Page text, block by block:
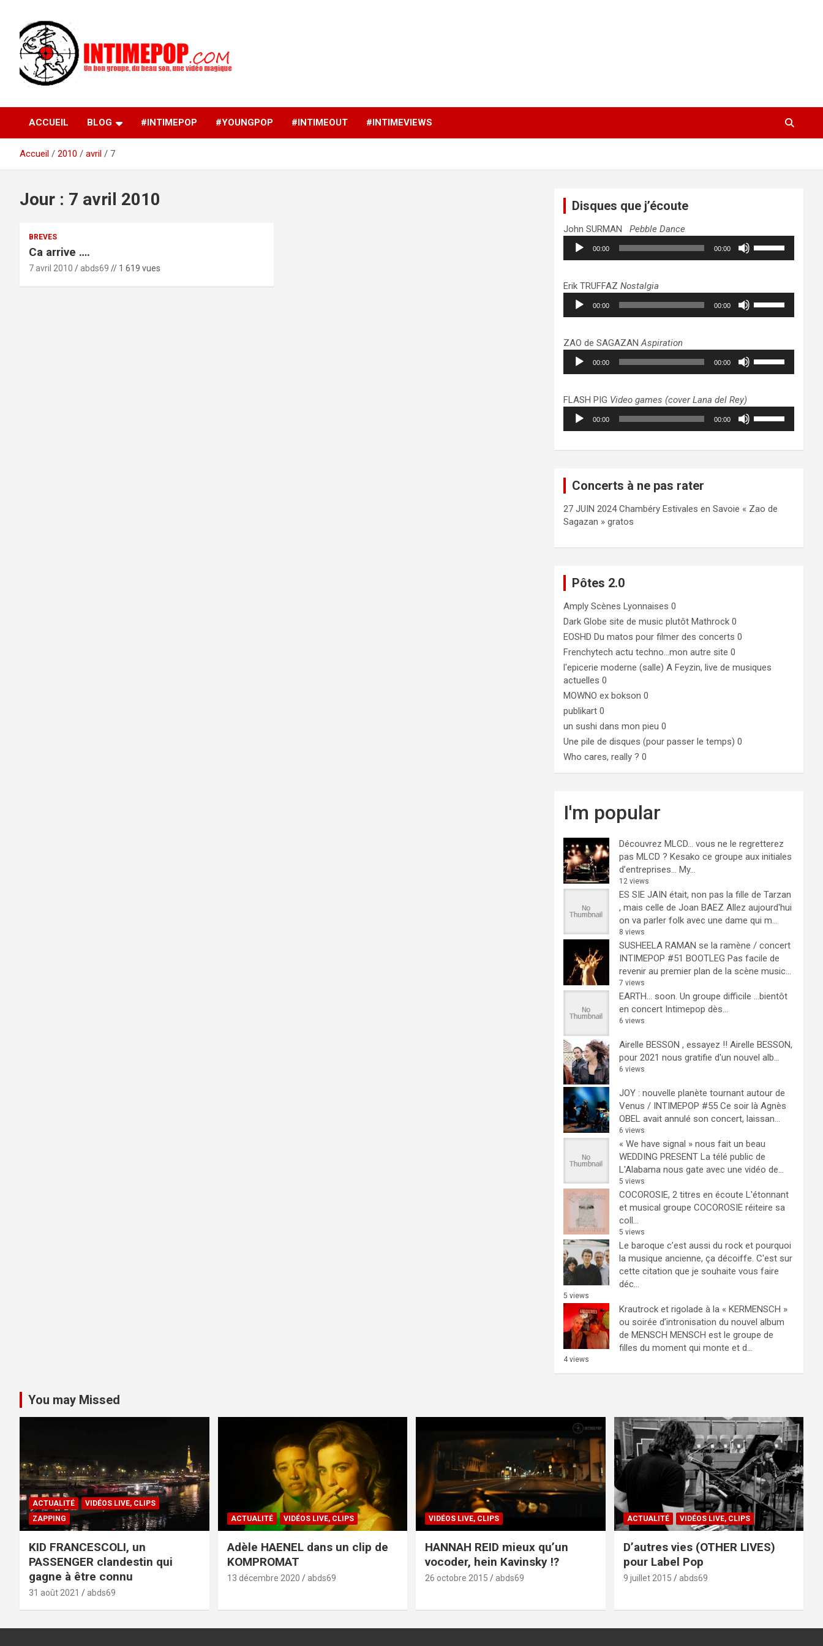
contenu
intimepop.com
musiques actuelles pop rock, post-rock, indé sur Lyon. rock pop
concert lyon
ACCUEIL BLOG #INTIMEPOP #YOUNGPOP #INTIMEOUT #INTIMEVIEWS
Accueil 2010 avril 7
Jour : 7 avril 2010
BREVES
Ca arrive ….
7 avril 2010 abds69 // 1 619 vues
Disques que j’écoute
John SURMANPebble Dance
Lecteur
audio
00:00 00:00
pour
augmenter
ou
volume.
Erik TRUFFAZNostalgia
Lecteur
audio
00:00 00:00
pour
augmenter
ou
volume.
ZAO de SAGAZANAspiration
Lecteur
audio
00:00 00:00
pour
augmenter
ou
FLASH PIG Video games (cover Lana del Rey)
Lecteur
audio
00:00 00:00
haut/bas
le
Concerts à ne pas rater
27 JUIN 2024 Chambéry Estivales en Savoie « Zao de
Sagazan » gratos
Pôtes 2.0
Amply Scènes Lyonnaises 0
Dark Globe site de music plutôt Mathrock 0
EOSHD Du matos pour filmer des concerts 0
Frenchytech actu techno…mon autre site 0
l'epicerie moderne (salle) A Feyzin, live de musiques
actuelles 0
MOWNO ex bokson 0
publikart 0
un sushi dans mon pieu 0
Une pile de disques (pour passer le temps) 0
Who cares, really ? 0
I'm popular
Découvrez MLCD… vous ne le regretterez
pas MLCD ? Kesako ce groupe aux initiales
d’entreprises… My...
12 views
ES SIE JAIN était, non pas la fille de Tarzan
, mais celle de Joan BAEZ Allez aujourd'hui
on va parler folk avec une dame qui m...
8 views
SUSHEELA RAMAN se la ramène / concert
INTIMEPOP #51 BOOTLEG Pas facile de
revenir au premier plan de la scène music...
7 views
EARTH… soon. Un groupe difficile ...bientôt
en concert Intimepop dès...
6 views
Airelle BESSON , essayez !! Airelle BESSON,
pour 2021 nous gratifie d'un nouvel alb...
6 views
JOY : nouvelle planète tournant autour de
Venus / INTIMEPOP #55 Ce soir là Agnès
OBEL avait annulé son concert, laissan...
6 views
« We have signal » nous fait un beau
WEDDING PRESENT La télé public de
L'Alabama nous gate avec une vidéo de...
5 views
COCOROSIE, 2 titres en écoute L'étonnant
et musical groupe COCOROSIE réiteire sa
coll...
5 views
Le baroque c’est aussi du rock et pourquoi
la musique ancienne, ça décoiffe. C'est sur
cette citation que je souhaite vous faire
déc...
5 views
Krautrock et rigolade à la « KERMENSCH »
ou soirée d’intronisation du nouvel album
de MENSCH MENSCH est le groupe de
filles du moment qui monte et d...
4 views
You may Missed
ACTUALITÉ
VIDÉOS LIVE, CLIPS
ZAPPING
KID FRANCESCOLI, un
PASSENGER clandestin qui
gagne à être connu
31 août 2021 abds69
ACTUALITÉ VIDÉOS LIVE, CLIPS
Adèle HAENEL dans un clip de
KOMPROMAT
13 décembre 2020 abds69
VIDÉOS LIVE, CLIPS
HANNAH REID mieux qu’un
vocoder, hein Kavinsky !?
26 octobre 2015 abds69
ACTUALITÉ VIDÉOS LIVE, CLIPS
D’autres vies (OTHER LIVES)
pour Label Pop
9 juillet 2015 abds69